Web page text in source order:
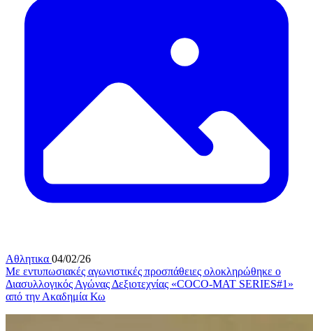
Αθλητικα 04/02/26
Με εντυπωσιακές αγωνιστικές προσπάθειες ολοκληρώθηκε ο
Διασυλλογικός Αγώνας Δεξιοτεχνίας «COCO-MAT SERIES#1»
από την Ακαδημία Κω